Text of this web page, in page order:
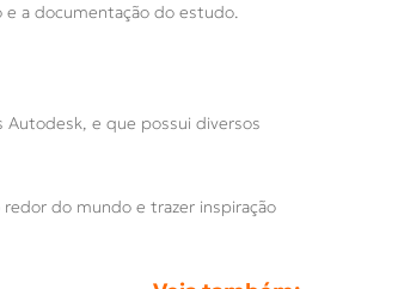
a documentação do estudo.
Autodesk, e que possui diversos
do mundo e trazer inspiração